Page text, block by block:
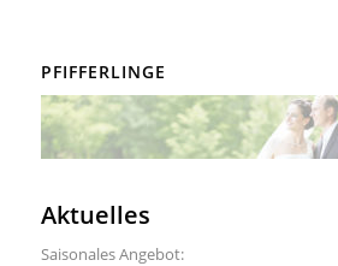
PFIFFERLINGE
Aktuelles
Saisonales Angebot: